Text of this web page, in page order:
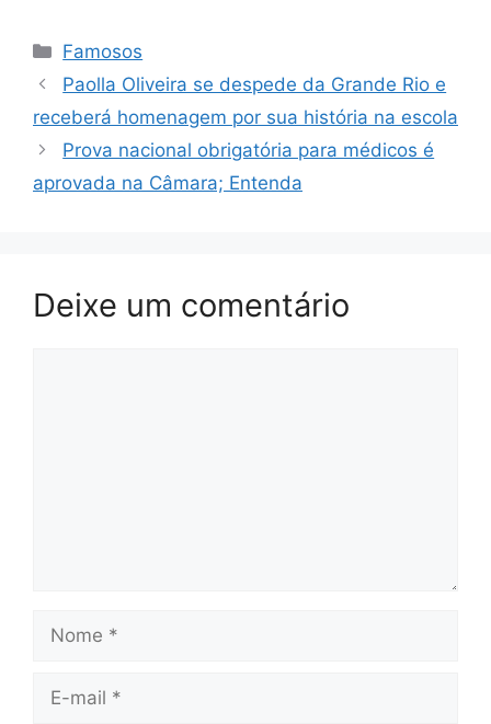
Categorias
Famosos
Paolla Oliveira se despede da Grande Rio e
receberá homenagem por sua história na escola
Prova nacional obrigatória para médicos é
aprovada na Câmara; Entenda
Deixe um comentário
mail